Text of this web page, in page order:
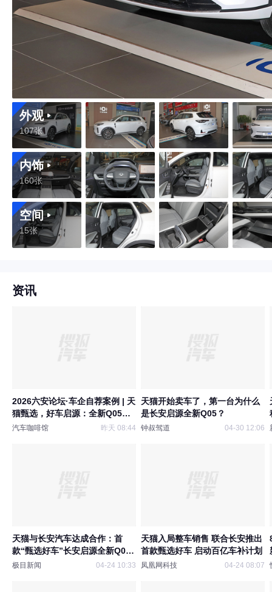
外观
107张
内饰
160张
空间
15张
资讯
2026六安论坛·车企自荐案例 | 天
猫甄选，好车启源：全新Q05激
光极智版数智化直售营销
汽车咖啡馆 昨天 08:44
天猫开始卖车了，第一台为什么
是长安启源全新Q05？
钟叔驾道 04-30 12:06
天猫与长安汽车达成合作：首
款“甄选好车”长安启源全新Q05
激光极智版上线
极目新闻 04-24 10:33
天猫入局整车销售 联合长安推出
首款甄选好车 启动百亿车补计划
凤凰网科技 04-24 08:07